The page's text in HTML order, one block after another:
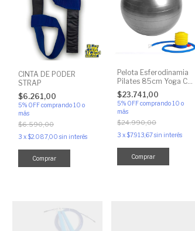
CINTA DE PODER
STRAP
$6.261,00
5% OFFcomprando 10 o
más
$6.590,00
3 x$2.087,00 sin interés
Comprar
Pelota Esferodinamia
Pilates 85cm Yoga Con
Inflador
$23.741,00
5% OFFcomprando 10 o
más
$24.990,00
3 x$7.913,67sin interés
Comprar